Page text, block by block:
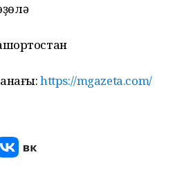
https://mgazeta.com/